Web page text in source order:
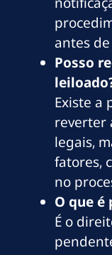
antes
Posso
Existe a
reverter
legais,
fatores,
no
O que é
É o